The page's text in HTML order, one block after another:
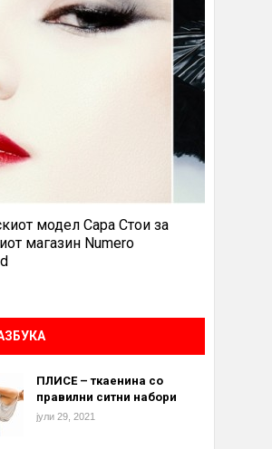
модел Сара Стои за
магазин Numero
ПЛИСЕ – ткаенина со
правилни ситни набори
јули 29, 2021